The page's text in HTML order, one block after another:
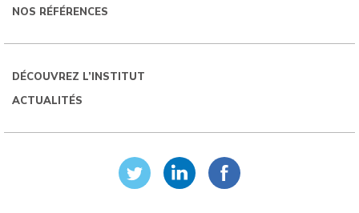
NOS RÉFÉRENCES
DÉCOUVREZ L’INSTITUT
ACTUALITÉS